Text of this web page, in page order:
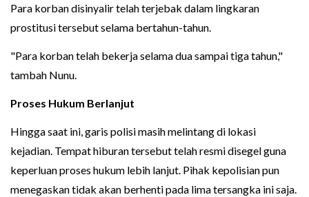
Para korban disinyalir telah terjebak dalam lingkaran
prostitusi tersebut selama bertahun-tahun.
"Para korban telah bekerja selama dua sampai tiga tahun,"
tambah Nunu.
Proses Hukum Berlanjut
Hingga saat ini, garis polisi masih melintang di lokasi
kejadian. Tempat hiburan tersebut telah resmi disegel guna
keperluan proses hukum lebih lanjut. Pihak kepolisian pun
menegaskan tidak akan berhenti pada lima tersangka ini saja.